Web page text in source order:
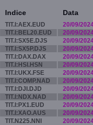
Indice Data
TIT.I:AEX.EUD
20/09/
TIT.I:BEL20.EUD
20/09/
TIT.I:SX5E.DJS
20/09/
TIT.I:SX5P.DJS
20/09/
TIT.I:DAX.DAX
20/09/
TIT.I:HSI.HSN
20/09/
TIT.I:UKX.FSE
20/09/
TIT.I:COMP.NAD
20/09/
TIT.I:DJI.DJD
20/09/
TIT.I:NDX.NAD
20/09/
TIT.I:PX1.EUD
20/09/
TIT.I:XAO.AUS
20/09/
TIT.N225.NNI 20/09/